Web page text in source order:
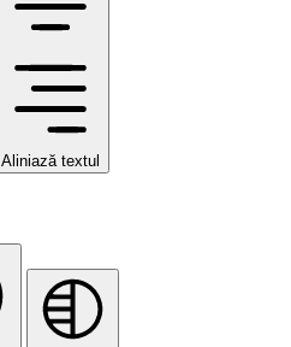
Aliniază textul